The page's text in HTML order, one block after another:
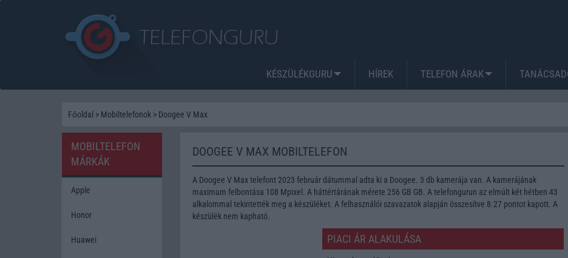
KÉSZÜLÉKGURU HÍREK TELEFON ÁRAK
Főoldal > Mobiltelefonok > Doogee V Max
DOOGEE V MAX MOBILTELEFON
A Doogee V Max telefont 2023 február dátummal adta ki a Doogee. 3 db kamerája van. A kamerájának
maximum felbontása 108 Mpixel. A háttértárának mérete 256 GB GB. A telefongurun az elmúlt két hétben 43
alkalommal tekintették meg a készüléket. A felhasználói szavazatok alapján összesítve 8.27 pontot kapott. A
készülék nem kapható.
PIACI ÁR ALAKULÁSA
MOBILTELEFON
MÁRKÁK
Apple
Honor
Huawei